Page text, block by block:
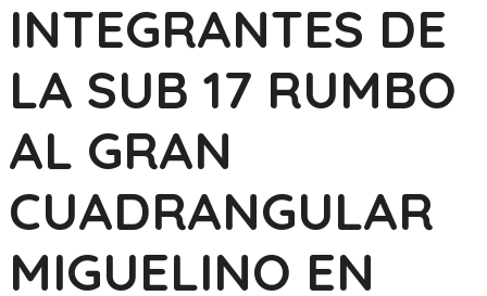
INTEGRANTES DE
LA SUB 17 RUMBO
AL GRAN
CUADRANGULAR
MIGUELINO EN